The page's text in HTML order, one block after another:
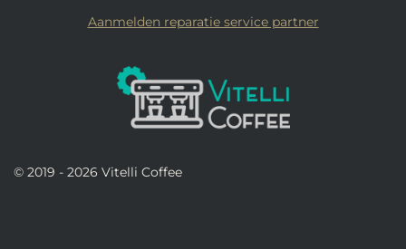
Aanmelden reparatie service partner
© 2019 - 2026 Vitelli Coffee